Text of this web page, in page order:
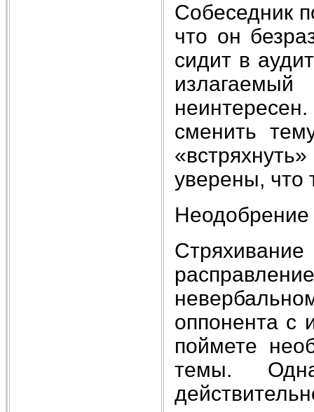
Собеседник
что он
сидит в
сменить
уверены, что
Неодобрение
оппонента с
поймете
темы.